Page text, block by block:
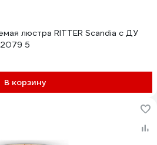
люстра RITTER Scandia с ДУ
5
В корзину